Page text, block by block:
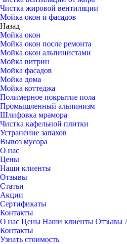
Чистка жировой вентиляции
Мойка окон и фасадов
Назад
Мойка окон
Мойка окон после ремонта
Мойка окон альпинистами
Мойка витрин
Мойка фасадов
Мойка дома
Мойка коттеджа
Полимерное покрытие пола
Промышленный альпинизм
Шлифовка мрамора
Чистка кафельной плитки
Устранение запахов
Вывоз мусора
О нас
Цены
Наши клиенты
Отзывы
Статьи
Акции
Сертификаты
Контакты
О нас Цены Наши клиенты Отзывы
Контакты
Узнать стоимость